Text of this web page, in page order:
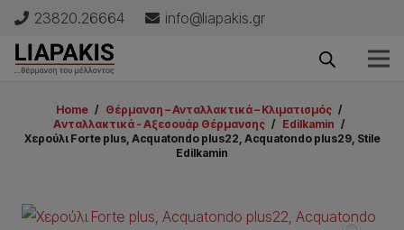
23820.26664 info@liapakis.gr
Home / Θέρμανση – Ανταλλακτικά – Κλιματισμός /
Aνταλλακτικά - Aξεσουάρ Θέρμανσης / Edilkamin /
Χερούλι Forte plus, Acquatondo plus22, Acquatondo plus29, Stile
Edilkamin